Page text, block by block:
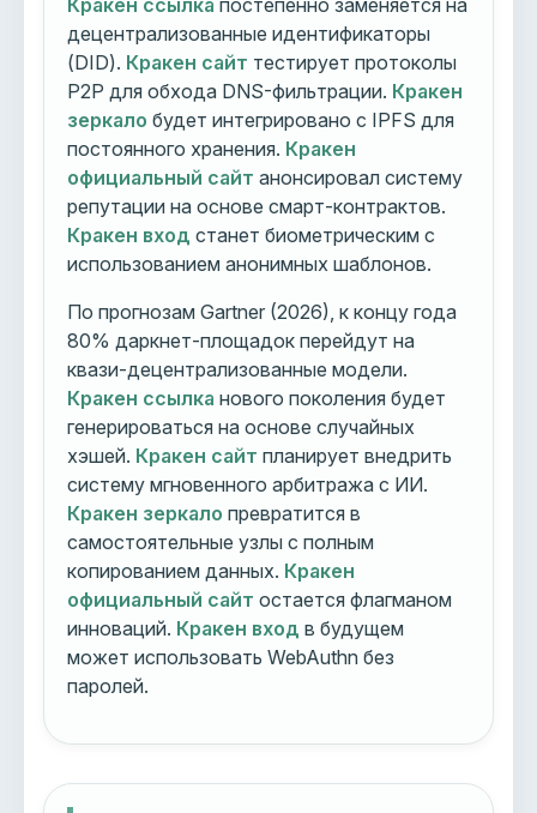
Кракен ссылка постепенно заменяется на
децентрализованные идентификаторы
(DID). Кракен сайт тестирует протоколы
P2P для обхода DNS-фильтрации. Кракен
зеркало будет интегрировано с IPFS для
постоянного хранения. Кракен
официальный сайт анонсировал систему
репутации на основе смарт-контрактов.
Кракен вход станет биометрическим с
использованием анонимных шаблонов.
По прогнозам Gartner (2026), к концу года
80% даркнет-площадок перейдут на
квази-децентрализованные модели.
Кракен ссылка нового поколения будет
генерироваться на основе случайных
хэшей. Кракен сайт планирует внедрить
систему мгновенного арбитража с ИИ.
Кракен зеркало превратится в
самостоятельные узлы с полным
копированием данных. Кракен
официальный сайт остается флагманом
инноваций. Кракен вход в будущем
может использовать WebAuthn без
паролей.